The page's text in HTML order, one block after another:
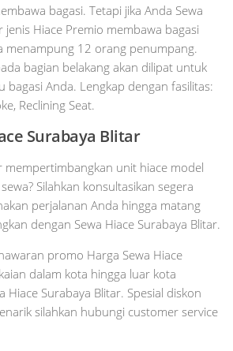
bagasi. Tetapi jika Anda Sewa
jenis Hiace Premio membawa bagasi
menampung 12 orang penumpang.
bagian belakang akan dilipat untuk
bagasi Anda. Lengkap dengan fasilitas:
Reclining Seat.
Surabaya Blitar
unit hiace model
Silahkan konsultasikan segera
perjalanan Anda hingga matang
dengan Sewa Hiace Surabaya Blitar.
promo Harga Sewa Hiace
dalam kota hingga luar kota
Hiace Surabaya Blitar. Spesial diskon
silahkan hubungi customer service